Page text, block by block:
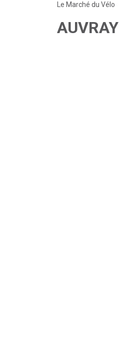
Le Marché du Vélo
AUVRAY